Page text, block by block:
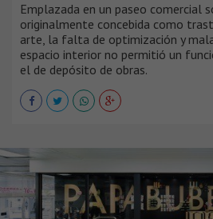
Emplazada en un paseo comercial
originalmente concebida como
arte, la falta de optimización y
espacio interior no permitió un
el de depósito de obras.